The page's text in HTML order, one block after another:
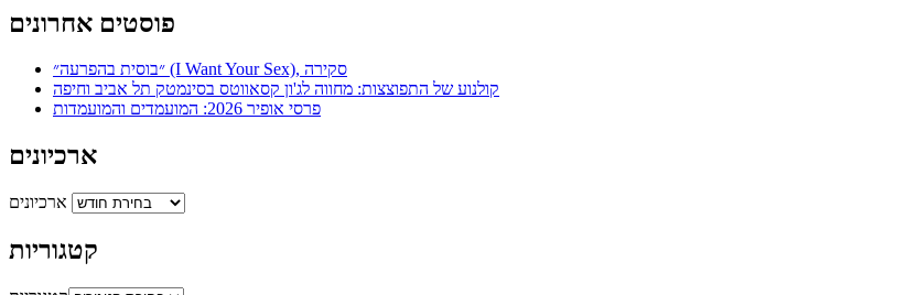
פוסטים אחרונים
״בוסית בהפרעה״ (I Want Your Sex), סקירה
קולנוע של התפוצצות: מחווה לג'ון קסאווטס בסינמטק תל אביב וחיפה
פרסי אופיר 2026: המועמדים והמועמדות
ארכיונים
ארכיונים
קטגוריות